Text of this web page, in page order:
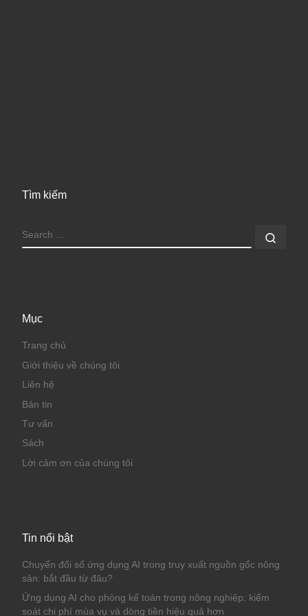
Tìm kiếm
SEARCH
Mục
Trang chủ
Giới thiệu về chúng tôi
Liên hệ
Bản tin
Tư vấn
Sách
Lời cảm ơn của chúng tôi
Tin nổi bật
Chuyển đổi số ứng dụng AI trong truy xuất nguồn gốc nông
sản: bắt đầu từ đâu?
Ứng dụng AI cho phòng kế toán trong nông nghiệp: kiểm
soát chi phí mùa vụ và dòng tiền hiệu quả hơn